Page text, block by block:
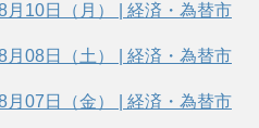
10日（月） | 経済・為替市
08日（土） | 経済・為替市
07日（金） | 経済・為替市